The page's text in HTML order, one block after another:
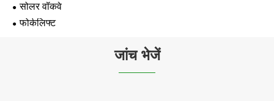
सोलर वॉकवे
फोर्कलिफ्ट
जांच भेजें